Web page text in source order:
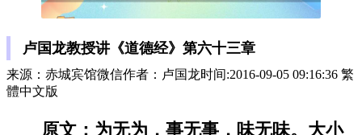
卢国龙教授讲《道德经》第六十三章
来源：赤城宾馆微信作者：卢国龙时间:2016-09-05 09:16:36 繁
體中文版
原文：为无为，事无事，味无味。大小